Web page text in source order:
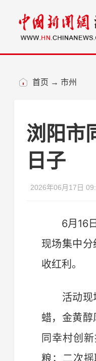
首页 → 市州
浏阳市
日子
2026年06月17日
6月16日
现场集中
收红利。
活动现场
蜡，金黄醇
同幸村创
粮；二次